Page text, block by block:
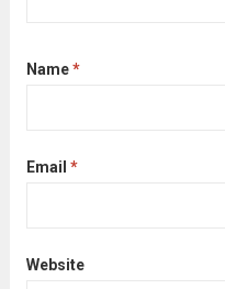
Name*
Email *
Website